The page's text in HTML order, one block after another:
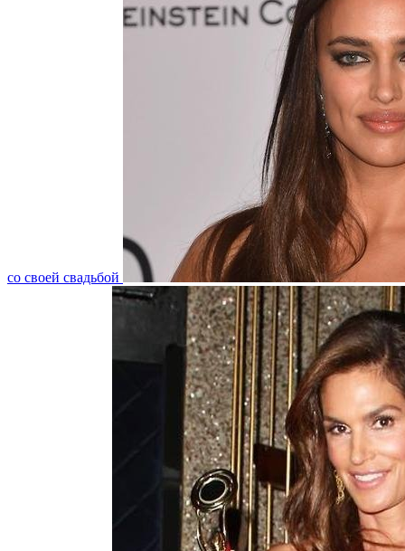
со своей свадьбой